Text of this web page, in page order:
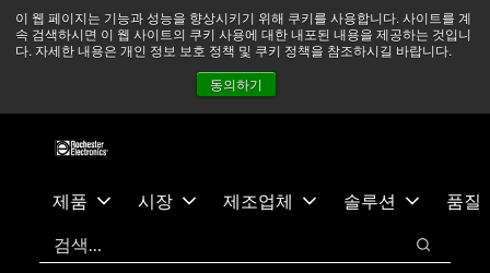
이 웹 페이지는 기능과 성능을 향상시키기 위해 쿠키를 사용합니다. 사이트를 계
속 검색하시면 이 웹 사이트의 쿠키 사용에 대한 내포된 내용을 제공하는 것입니
다. 자세한 내용은 개인 정보 보호 정책 및 쿠키 정책을 참조하시길 바랍니다.
동의하기
츠
건
중동 지역 상황을 지속적으로 주시하고 있으며, 모든 서비스는
정상적으로 운영되고 있습니다. 더 읽어보기 →
뉴스
문의하기
제품 시장 제조업체 솔루션
품질
검색
검색